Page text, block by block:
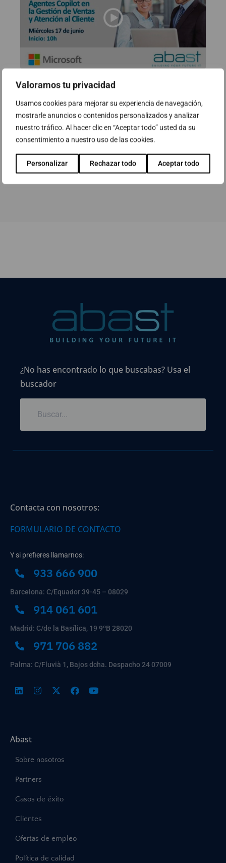
Valoramos tu privacidad
Usamos cookies para mejorar su experiencia de navegación,
mostrarle anuncios o contenidos personalizados y analizar
nuestro tráfico. Al hacer clic en “Aceptar todo” usted da su
consentimiento a nuestro uso de las cookies.
Personalizar Rechazar todo Aceptar todo
Webinar: Impulsa tu negocio con
IA – Agentes Copilot en la Gestión
de Ventas y Atención al cliente
17 de junio de 2026
Ver
¿No has encontrado lo que buscabas? Usa el
buscador
Contacta con nosotros:
FORMULARIO DE CONTACTO
Y si prefieres llamarnos:
933 666 900
Barcelona: C/Equador 39-45 – 08029
914 061 601
Madrid: C/de la Basílica, 19 9ºB 28020
971 706 882
Palma: C/Fluvià 1, Bajos dcha. Despacho 24 07009
Abast
Sobre nosotros
Partners
Casos de éxito
Clientes
Ofertas de empleo
Política de calidad